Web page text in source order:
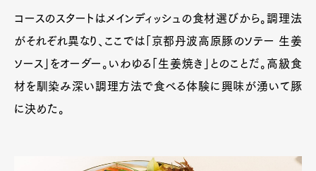
コースのスタートはメインディッシュの食材選びから。調理法
がそれぞれ異なり、ここでは「京都丹波高原豚のソテー 生姜
ソース」をオーダー。いわゆる「生姜焼き」とのことだ。高級食
材を馴染み深い調理方法で食べる体験に興味が湧いて豚
に決めた。